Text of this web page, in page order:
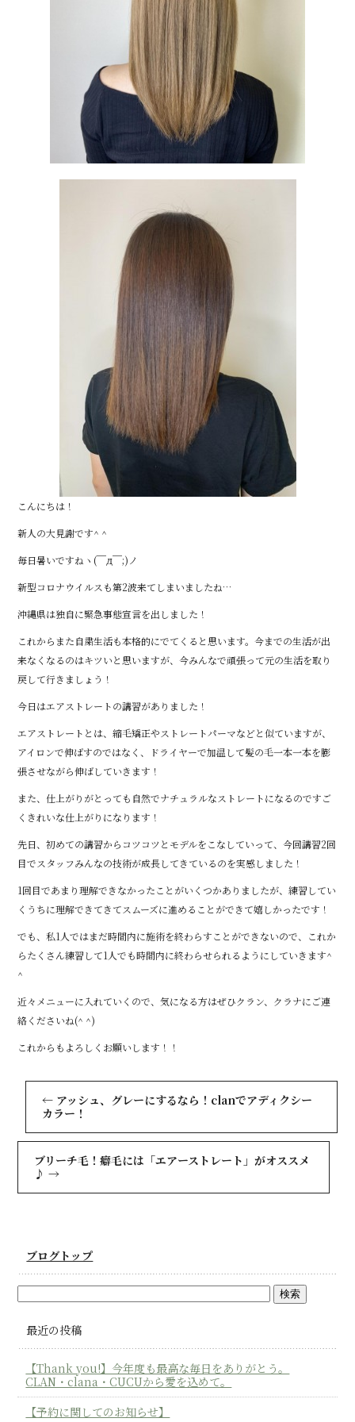
こんにちは！
新人の大見謝です^ ^
毎日暑いですねヽ(￣д￣;)ノ
新型コロナウイルスも第2波来てしまいましたね…
沖縄県は独自に緊急事態宣言を出しました！
これからまた自粛生活も本格的にでてくると思います。今までの生活が出
来なくなるのはキツいと思いますが、今みんなで頑張って元の生活を取り
戻して行きましょう！
今日はエアストレートの講習がありました！
エアストレートとは、縮毛矯正やストレートパーマなどと似ていますが、
アイロンで伸ばすのではなく、ドライヤーで加温して髪の毛一本一本を膨
張させながら伸ばしていきます！
また、仕上がりがとっても自然でナチュラルなストレートになるのですご
くきれいな仕上がりになります！
先日、初めての講習からコツコツとモデルをこなしていって、今回講習2回
目でスタッフみんなの技術が成長してきているのを実感しました！
1回目であまり理解できなかったことがいくつかありましたが、練習してい
くうちに理解できてきてスムーズに進めることができて嬉しかったです！
でも、私1人ではまだ時間内に施術を終わらすことができないので、これか
らたくさん練習して1人でも時間内に終わらせられるようにしていきます^
^
近々メニューに入れていくので、気になる方はぜひクラン、クラナにご連
絡くださいね(^ ^)
これからもよろしくお願いします！！
← アッシュ、グレーにするなら！clanでアディクシー
カラー！
ブリーチ毛！癖毛には「エアーストレート」がオススメ
♪→
ブログトップ
最近の投稿
【Thank you!】今年度も最高な毎日をありがとう。
CLAN・clana・CUCUから愛を込めて。
【予約に関してのお知らせ】